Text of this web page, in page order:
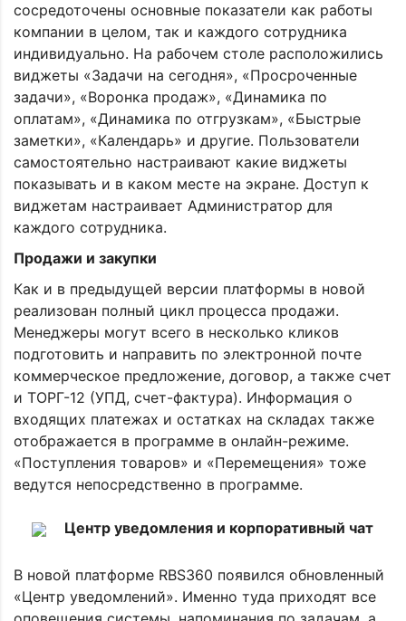
сосредоточены основные показатели как работы
компании в целом, так и каждого сотрудника
индивидуально. На рабочем столе расположились
виджеты «Задачи на сегодня», «Просроченные
задачи», «Воронка продаж», «Динамика по
оплатам», «Динамика по отгрузкам», «Быстрые
заметки», «Календарь» и другие. Пользователи
самостоятельно настраивают какие виджеты
показывать и в каком месте на экране. Доступ к
виджетам настраивает Администратор для
каждого сотрудника.
Продажи и закупки
Как и в предыдущей версии платформы в новой
реализован полный цикл процесса продажи.
Менеджеры могут всего в несколько кликов
подготовить и направить по электронной почте
коммерческое предложение, договор, а также счет
и ТОРГ-12 (УПД, счет-фактура). Информация о
входящих платежах и остатках на складах также
отображается в программе в онлайн-режиме.
«Поступления товаров» и «Перемещения» тоже
ведутся непосредственно в программе.
Центр уведомления и корпоративный чат
В новой платформе RBS360 появился обновленный
«Центр уведомлений». Именно туда приходят все